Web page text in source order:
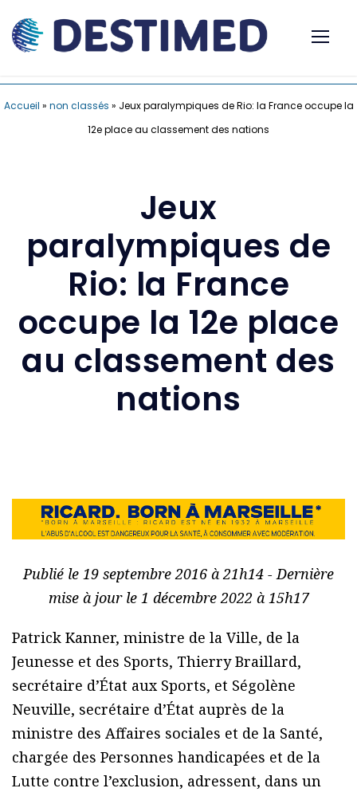
Accueil » non classés » Jeux paralympiques de Rio: la France occupe la
12e place au classement des nations
Jeux
paralympiques de
Rio: la France
occupe la 12e place
au classement des
nations
Publié le 19 septembre 2016 à 21h14 - Dernière
mise à jour le 1 décembre 2022 à 15h17
Patrick Kanner, ministre de la Ville, de la
Jeunesse et des Sports, Thierry Braillard,
secrétaire d’État aux Sports, et Ségolène
Neuville, secrétaire d’État auprès de la
ministre des Affaires sociales et de la Santé,
chargée des Personnes handicapées et de la
Lutte contre l’exclusion, adressent, dans un